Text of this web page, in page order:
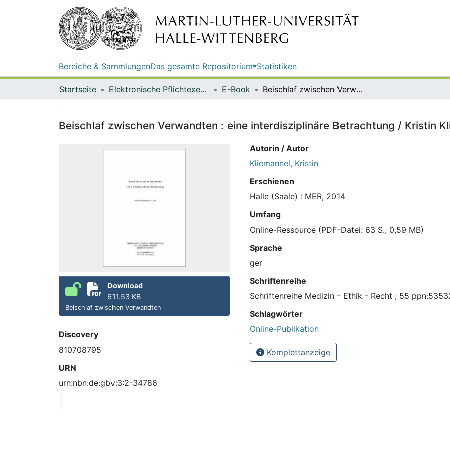
Bereiche & SammlungenDas gesamte Repositorium Statistiken
Startseite Elektronische Pflichtexemplare E-Book Beischlaf zwischen Verwandten : eine interdisziplinäre Betrachtung / Kristin Kliemannel
Beischlaf zwischen Verwandten : eine interdisziplinäre Betrachtung / Kristin
Download
611.53 KB
Beischlaf zwischen Verwandten
Discovery
810708795
URN
urn:nbn:de:gbv:3:2-34786
Autorin / Autor
Kliemannel, Kristin
Erschienen
Halle (Saale) : MER, 2014
Umfang
Online-Ressource (PDF-Datei: 63 S., 0,59 MB)
Sprache
ger
Schriftenreihe
Schriftenreihe Medizin - Ethik - Recht ; 55
Schlagwörter
Online-Publikation
Komplettanzeige